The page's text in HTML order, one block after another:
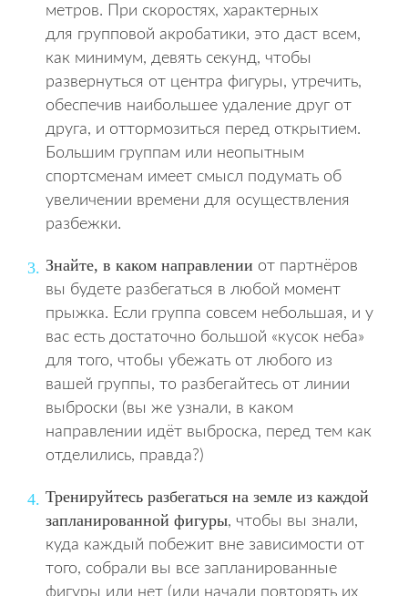
метров. При скоростях, характерных
для групповой акробатики, это даст всем,
как минимум, девять секунд, чтобы
развернуться от центра фигуры, утречить,
обеспечив наибольшее удаление друг от
друга, и оттормозиться перед открытием.
Большим группам или неопытным
спортсменам имеет смысл подумать об
увеличении времени для осуществления
разбежки.
Знайте, в каком направлении от партнёров
вы будете разбегаться в любой момент
прыжка. Если группа совсем небольшая, и у
вас есть достаточно большой «кусок неба»
для того, чтобы убежать от любого из
вашей группы, то разбегайтесь от линии
выброски (вы же узнали, в каком
направлении идёт выброска, перед тем как
отделились, правда?)
Тренируйтесь разбегаться на земле из каждой
запланированной фигуры, чтобы вы знали,
куда каждый побежит вне зависимости от
того, собрали вы все запланированные
фигуры или нет (или начали повторять их